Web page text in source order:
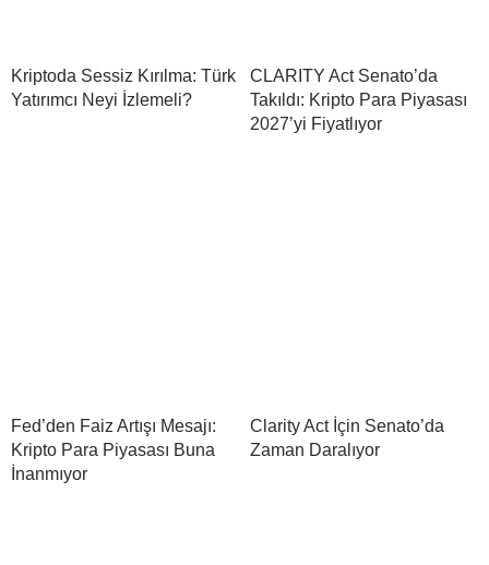
Kriptoda Sessiz Kırılma: Türk
Yatırımcı Neyi İzlemeli?
CLARITY Act Senato’da
Takıldı: Kripto Para Piyasası
2027’yi Fiyatlıyor
Fed’den Faiz Artışı Mesajı:
Kripto Para Piyasası Buna
İnanmıyor
Clarity Act İçin Senato’da
Zaman Daralıyor